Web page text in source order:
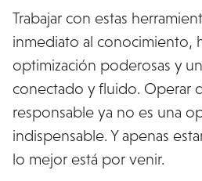
Trabajar con estas
inmediato al conocimiento,
optimización poderosas y
conectado y fluido. Operar
responsable ya no es una
indispensable. Y apenas
lo mejor está por venir.